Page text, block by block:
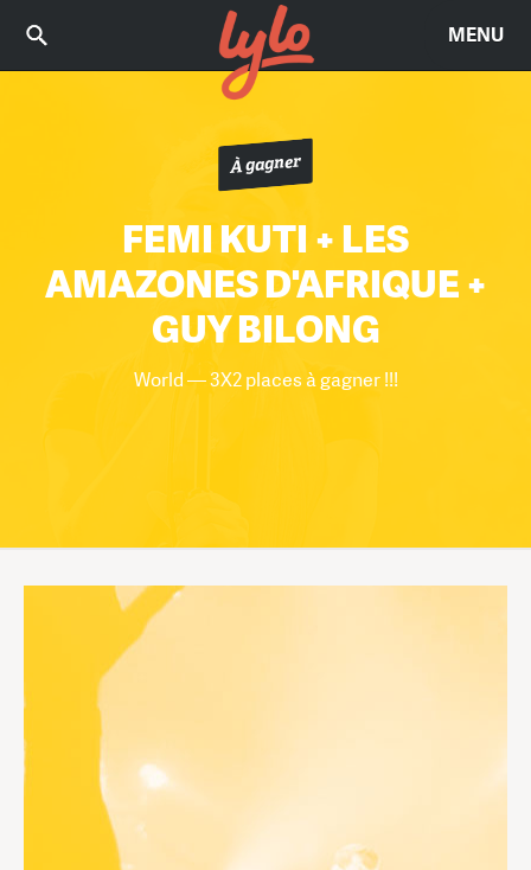
MENU
À gagner
FEMI KUTI + LES
AMAZONES D'AFRIQUE +
GUY BILONG
World — 3X2 places à gagner !!!